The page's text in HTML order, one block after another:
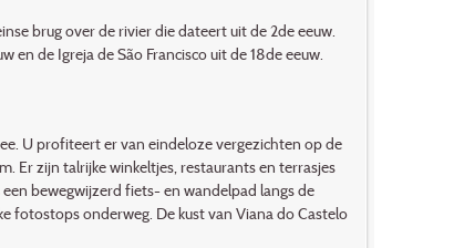
brug over de rivier die dateert uit de 2de eeuw.
en de Igreja de São Francisco uit de 18de eeuw.
U profiteert er van eindeloze vergezichten op de
Er zijn talrijke winkeltjes, restaurants en terrasjes
bewegwijzerd fiets- en wandelpad langs de
fotostops onderweg. De kust van Viana do Castelo